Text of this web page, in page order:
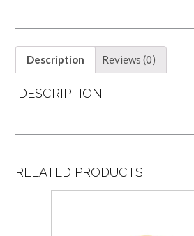
Description Reviews (0)
DESCRIPTION
RELATED PRODUCTS